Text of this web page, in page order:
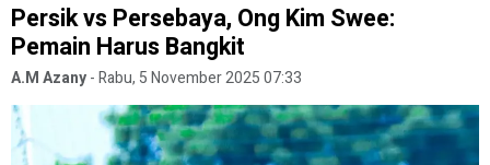
Persik vs Persebaya, Ong Kim Swee:
Pemain Harus Bangkit
A.M Azany-Rabu, 5 November 2025 07:33